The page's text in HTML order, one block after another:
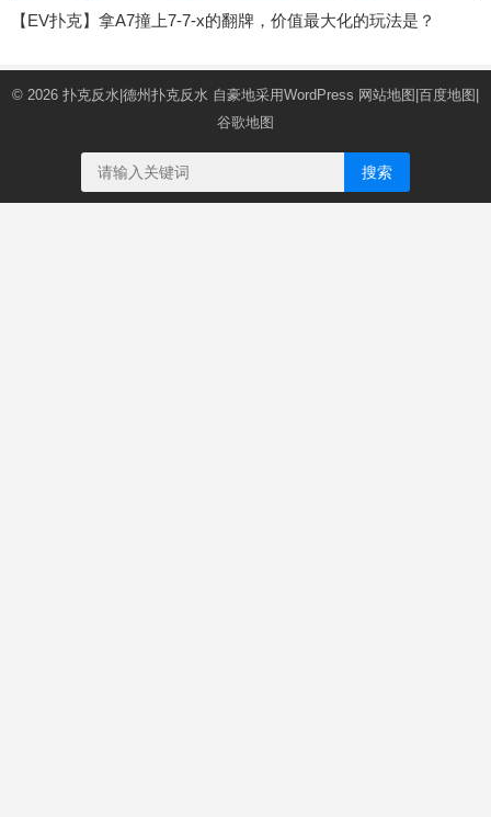
【EV扑克】拿A7撞上7-7-x的翻牌，价值最大化的玩法是？
© 2026 扑克反水|德州扑克反水 自豪地采用WordPress 网站地图 百度地图
谷歌地图
搜索